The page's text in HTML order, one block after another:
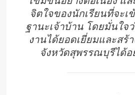
จิตใจของนักเรียนที่จะเ
ฐานะเจ้าบ้าน โดยมั่นใจ
งานได้ยอดเยี่ยมและสร้
จังหวัดสุพรรณบุรีได้อ